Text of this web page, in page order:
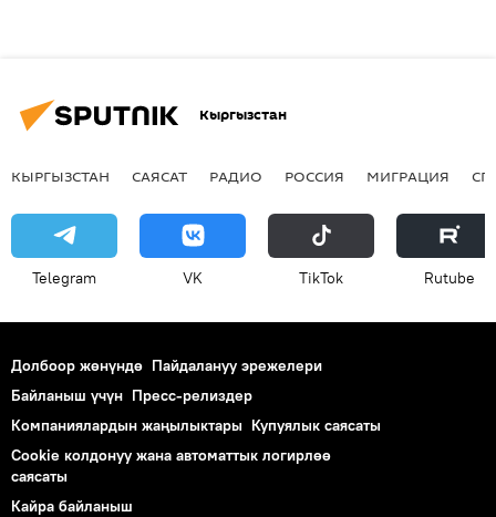
Кыргызстан
КЫРГЫЗСТАН САЯСАТ РАДИО РОССИЯ МИГРАЦИЯ
Telegram VK ТikТоk Rutube
Долбоор жөнүндө Пайдалануу эрежелери
Байланыш үчүн Пресс-релиздер
Компаниялардын жаңылыктары Купуялык саясаты
Cookie колдонуу жана автоматтык логирлөө
саясаты
Кайра байланыш